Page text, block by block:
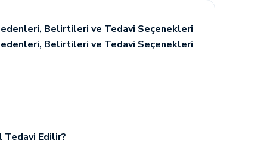
Belirtileri ve Tedavi Seçenekleri
Belirtileri ve Tedavi Seçenekleri
Tedavi Edilir?